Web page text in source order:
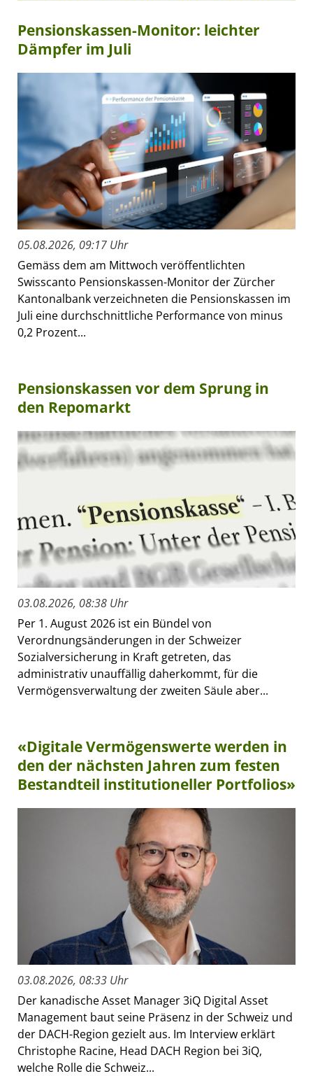
Pensionskassen-Monitor: leichter
Dämpfer im Juli
05.08.2026, 09:17 Uhr
Gemäss dem am Mittwoch veröffentlichten
Swisscanto Pensionskassen-Monitor der Zürcher
Kantonalbank verzeichneten die Pensionskassen im
Juli eine durchschnittliche Performance von minus
0,2 Prozent...
Pensionskassen vor dem Sprung in
den Repomarkt
03.08.2026, 08:38 Uhr
Per 1. August 2026 ist ein Bündel von
Verordnungsänderungen in der Schweizer
Sozialversicherung in Kraft getreten, das
administrativ unauffällig daherkommt, für die
Vermögensverwaltung der zweiten Säule aber...
«Digitale Vermögenswerte werden in
den der nächsten Jahren zum festen
Bestandteil institutioneller Portfolios»
03.08.2026, 08:33 Uhr
Der kanadische Asset Manager 3iQ Digital Asset
Management baut seine Präsenz in der Schweiz und
der DACH-Region gezielt aus. Im Interview erklärt
Christophe Racine, Head DACH Region bei 3iQ,
welche Rolle die Schweiz...